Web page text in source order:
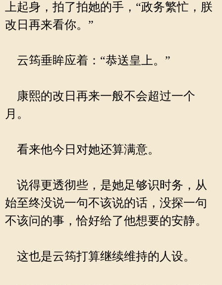
上起身，拍了拍她的手，“政务繁忙，朕
改日再来看你。”
云筠垂眸应着：“恭送皇上。”
康熙的改日再来一般不会超过一个
月。
看来他今日对她还算满意。
说得更透彻些，是她足够识时务，从
始至终没说一句不该说的话，没探一句
不该问的事，恰好给了他想要的安静。
这也是云筠打算继续维持的人设。